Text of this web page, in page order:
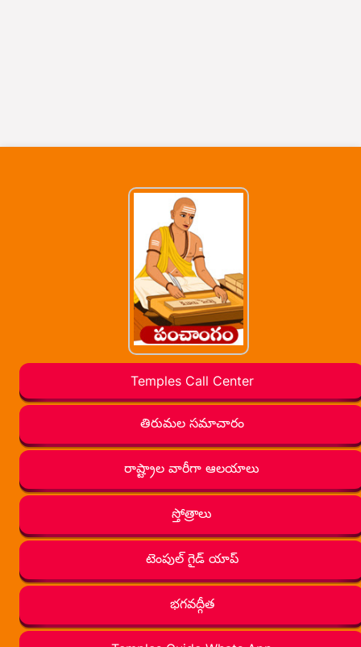
Temples Call Center
తిరుమల సమాచారం
రాష్ట్రాల వారీగా ఆలయాలు
స్తోత్రాలు
టెంపుల్ గైడ్ యాప్
భగవద్గీత